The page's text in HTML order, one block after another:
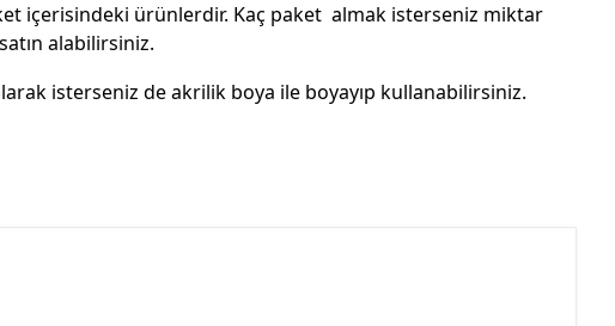
içerisindeki ürünlerdir. Kaç paket almak isterseniz miktar
satın alabilirsiniz.
isterseniz de akrilik boya ile boyayıp kullanabilirsiniz.